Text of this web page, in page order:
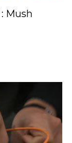
Mush